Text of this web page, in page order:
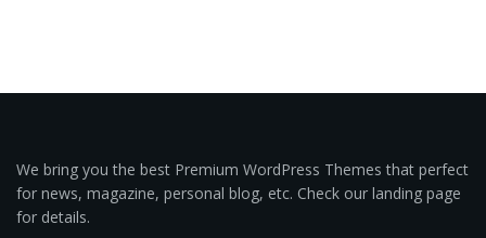
We bring you the best Premium WordPress Themes that perfect
for news, magazine, personal blog, etc. Check our landing page
for details.